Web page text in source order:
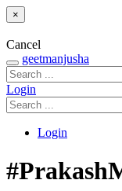
×
Cancel
geetmanjusha
Login
Login